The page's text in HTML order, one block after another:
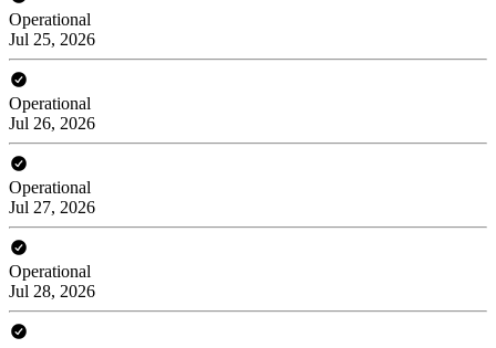
Operational
Jul 25, 2026
Operational
Jul 26, 2026
Operational
Jul 27, 2026
Operational
Jul 28, 2026